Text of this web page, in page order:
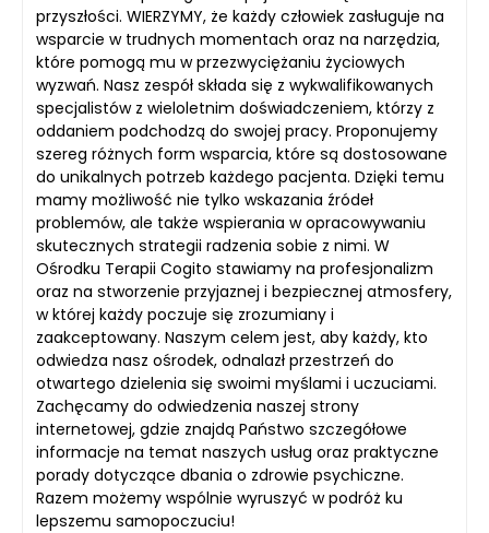
przyszłości. WIERZYMY, że każdy człowiek zasługuje na
wsparcie w trudnych momentach oraz na narzędzia,
które pomogą mu w przezwyciężaniu życiowych
wyzwań. Nasz zespół składa się z wykwalifikowanych
specjalistów z wieloletnim doświadczeniem, którzy z
oddaniem podchodzą do swojej pracy. Proponujemy
szereg różnych form wsparcia, które są dostosowane
do unikalnych potrzeb każdego pacjenta. Dzięki temu
mamy możliwość nie tylko wskazania źródeł
problemów, ale także wspierania w opracowywaniu
skutecznych strategii radzenia sobie z nimi. W
Ośrodku Terapii Cogito stawiamy na profesjonalizm
oraz na stworzenie przyjaznej i bezpiecznej atmosfery,
w której każdy poczuje się zrozumiany i
zaakceptowany. Naszym celem jest, aby każdy, kto
odwiedza nasz ośrodek, odnalazł przestrzeń do
otwartego dzielenia się swoimi myślami i uczuciami.
Zachęcamy do odwiedzenia naszej strony
internetowej, gdzie znajdą Państwo szczegółowe
informacje na temat naszych usług oraz praktyczne
porady dotyczące dbania o zdrowie psychiczne.
Razem możemy wspólnie wyruszyć w podróż ku
lepszemu samopoczuciu!